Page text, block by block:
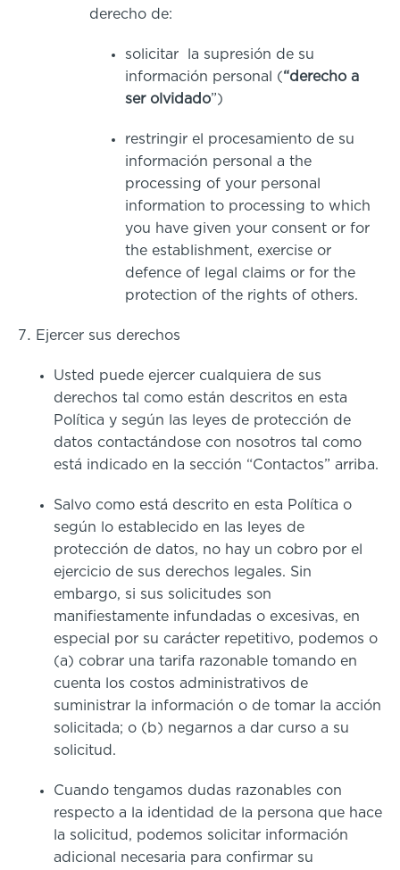
derecho de:
solicitar la supresión de su
información personal (“derecho a
ser olvidado”)
restringir el procesamiento de su
información personal a the
processing of your personal
information to processing to which
you have given your consent or for
the establishment, exercise or
defence of legal claims or for the
protection of the rights of others.
Ejercer sus derechos
Usted puede ejercer cualquiera de sus
derechos tal como están descritos en esta
Política y según las leyes de protección de
datos contactándose con nosotros tal como
está indicado en la sección “Contactos” arriba.
Salvo como está descrito en esta Política o
según lo establecido en las leyes de
protección de datos, no hay un cobro por el
ejercicio de sus derechos legales. Sin
embargo, si sus solicitudes son
manifiestamente infundadas o excesivas, en
especial por su carácter repetitivo, podemos o
(a) cobrar una tarifa razonable tomando en
cuenta los costos administrativos de
suministrar la información o de tomar la acción
solicitada; o (b) negarnos a dar curso a su
solicitud.
Cuando tengamos dudas razonables con
respecto a la identidad de la persona que hace
la solicitud, podemos solicitar información
adicional necesaria para confirmar su